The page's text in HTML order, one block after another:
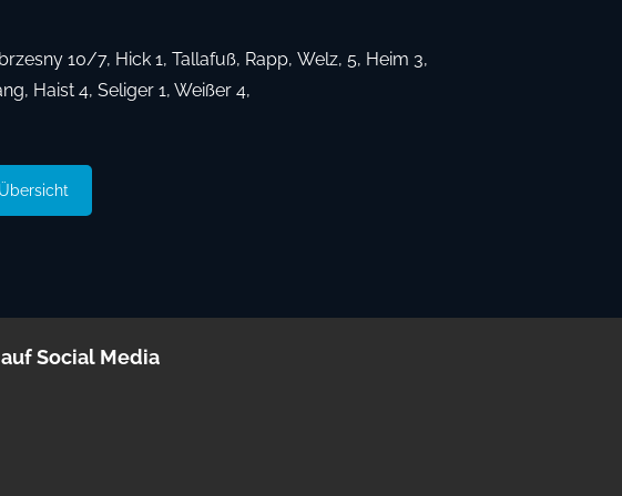
10/7, Hick 1, Tallafuß, Rapp, Welz, 5, Heim 3,
Haist 4, Seliger 1, Weißer 4,
Social Media